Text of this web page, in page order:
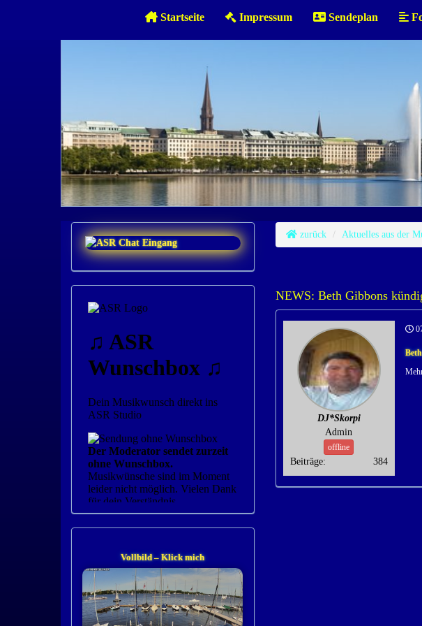
Startseite Impressum Sendeplan
Vollbild – Klick mich
zurück Aktuelles aus der
NEWS: Beth Gibbons
DJ*Skorpi
Admin
offline
Beiträge: 384